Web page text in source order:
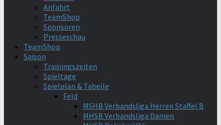
Anfahrt
TeamShop
Sponsoren
Presseschau
TeamShop
Saison
Trainingszeiten
Spieltage
Spielplan & Tabelle
Feld
MSHB Verbandsliga Herren Staffel B
MHSB Verbandsliga Damen